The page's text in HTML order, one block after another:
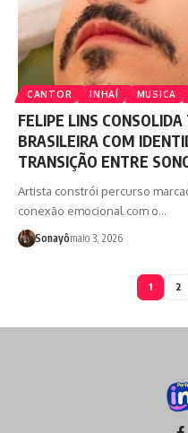
CANTOR INHAÍ MUSICA
FELIPE LINS
BRASILEIRA COM
TRANSIÇÃO ENTRE
Artista constrói percurso
conexão emocional com o…
Sonayômaio 3, 2026
1 2